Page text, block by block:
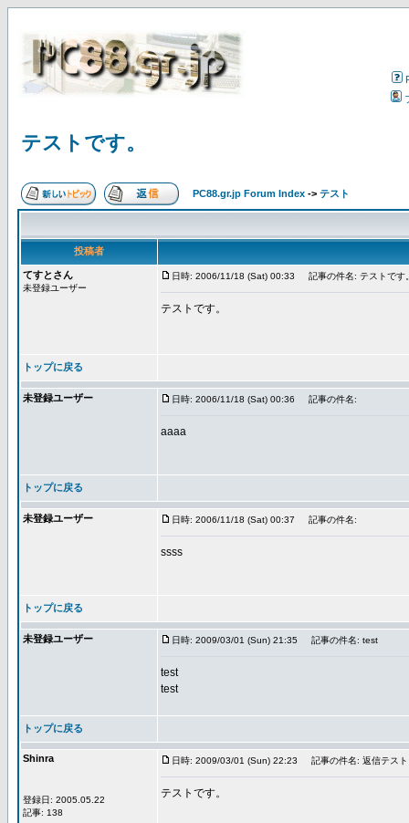
テストです。
PC88.gr.jp Forum Index -> テスト
投稿者
てすとさん
未登録ユーザー
日時: 2006/11/18 (Sat) 00:33 記事の件名: テストです
テストです。
トップに戻る
未登録ユーザー 日時: 2006/11/18 (Sat) 00:36 記事の件名:
aaaa
トップに戻る
未登録ユーザー 日時: 2006/11/18 (Sat) 00:37 記事の件名:
ssss
トップに戻る
未登録ユーザー 日時: 2009/03/01 (Sun) 21:35 記事の件名: test
test
test
トップに戻る
Shinra
登録日: 2005.05.22
記事: 138
日時: 2009/03/01 (Sun) 22:23 記事の件名: 返信テスト
テストです。